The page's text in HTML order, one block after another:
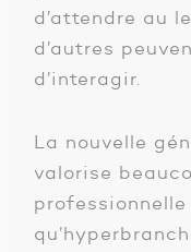
d’attendre au
d’autres
d’interagir.
La nouvelle
valorise